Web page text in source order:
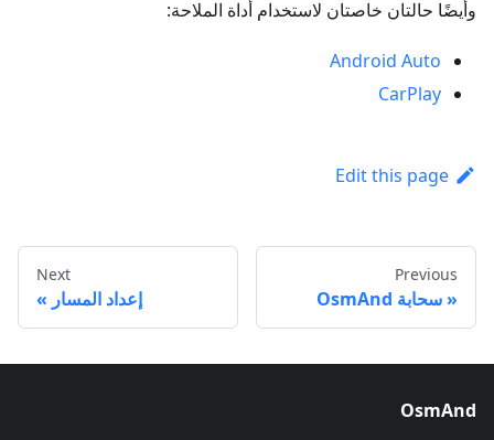
وأيضًا حالتان خاصتان لاستخدام أداة الملاحة:
Android Auto
CarPlay
Edit this page
Previous
سحابة OsmAnd
Next
إعداد المسار
OsmAnd